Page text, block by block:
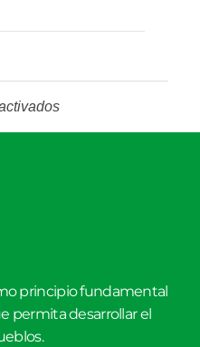
principio fundamental
permita desarrollar el